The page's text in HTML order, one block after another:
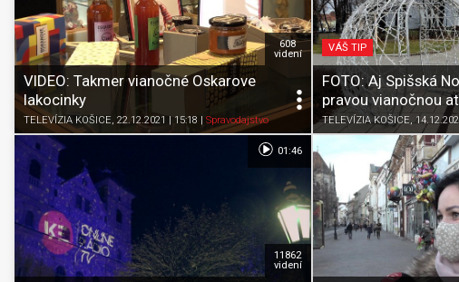
VIDEO: Takmer vianočné Oskarove
lakocinky
TELEVÍZIA KOŠICE, 22.12.2021 | 15:18 Spravodajstvo Zdieľať
608
videní
VÁŠ TIP
FOTO: Aj Spišská
pravou vianočnou
TELEVÍZIA KOŠICE,
11862
videní
01:46